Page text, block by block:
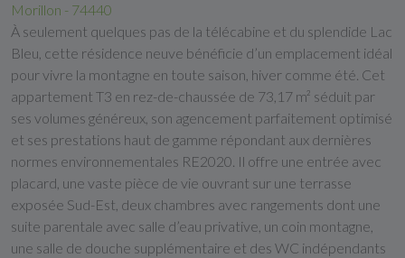
Morillon - 74440
À seulement quelques pas de la télécabine et du splendide Lac
Bleu, cette résidence neuve bénéficie d’un emplacement idéal
pour vivre la montagne en toute saison, hiver comme été. Cet
appartement T3 en rez-de-chaussée de 73,17 m² séduit par
ses volumes généreux, son agencement parfaitement optimisé
et ses prestations haut de gamme répondant aux dernières
normes environnementales RE2020. Il offre une entrée avec
placard, une vaste pièce de vie ouvrant sur une terrasse
exposée Sud-Est, deux chambres avec rangements dont une
suite parentale avec salle d’eau privative, un coin montagne,
une salle de douche supplémentaire et des WC indépendants